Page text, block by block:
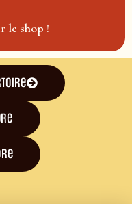
le shop !